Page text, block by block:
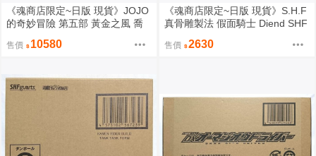
《魂商店限定~日版 現貨》JOJO
的奇妙冒險 第五部 黃金之風 喬
封）
售價 10580
《魂商店限定~日版 現貨》S.H.F
真骨雕製法 假面騎士 Diend SHF
售價 2630